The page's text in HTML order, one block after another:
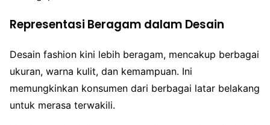
Representasi Beragam dalam Desain
Desain fashion kini lebih beragam, mencakup berbagai
ukuran, warna kulit, dan kemampuan. Ini
memungkinkan konsumen dari berbagai latar belakang
untuk merasa terwakili.